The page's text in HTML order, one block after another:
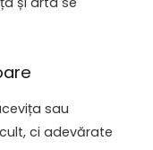
sau
ci adevărate